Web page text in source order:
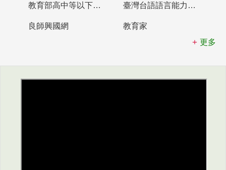
教育部高中等以下學校及幼兒園教師資格檢定考試 臺灣台語語言能力認證網站
良師興國網
教育家
更多